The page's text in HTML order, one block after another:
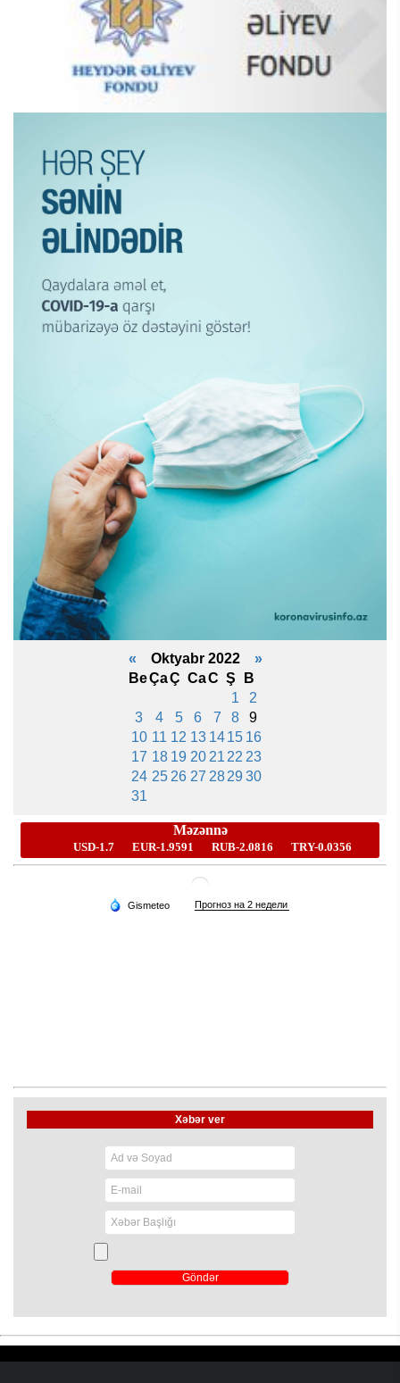
« Oktyabr 2022 »
BeÇaÇ CaC Ş
B
1
2
3
4 5 6 7 8
9
10 11 12 13 1415 16
17 18 19 20 21 22 23
24 25 26 27 282930
31
Xəbər ver